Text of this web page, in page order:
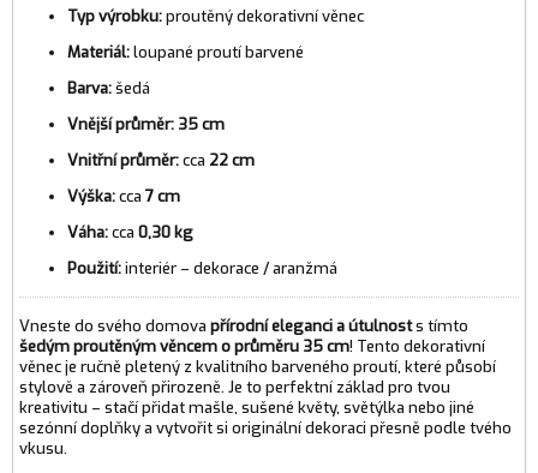
Typ výrobku:proutěný dekorativní věnec
Materiál:loupané proutí barvené
Barva:šedá
Vnější průměr: 35 cm
Vnitřní průměr:cca 22 cm
Výška:cca 7 cm
Váha:cca 0,30 kg
Použití:interiér – dekorace / aranžmá
Vneste do svého domova přírodní eleganci a útulnosts tímto
šedým proutěným věncem o průměru 35 cm! Tento dekorativní
věnec je ručně pletený z kvalitního barveného proutí, které působí
stylově a zároveň přirozeně. Je to perfektní základ pro tvou
kreativitu – stačí přidat mašle, sušené květy, světýlka nebo jiné
sezónní doplňky a vytvořit si originální dekoraci přesně podle tvého
vkusu.